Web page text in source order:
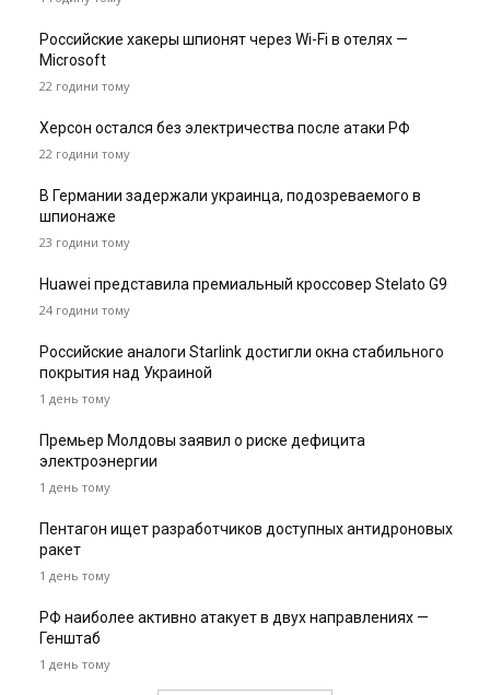
Российские хакеры шпионят через Wi-Fi в отелях —
Microsoft
22 години тому
Херсон остался без электричества после атаки РФ
22 години тому
В Германии задержали украинца, подозреваемого в
шпионаже
23 години тому
Huawei представила премиальный кроссовер Stelato G9
24 години тому
Российские аналоги Starlink достигли окна стабильного
покрытия над Украиной
1 день тому
Премьер Молдовы заявил о риске дефицита
электроэнергии
1 день тому
Пентагон ищет разработчиков доступных антидроновых
ракет
1 день тому
РФ наиболее активно атакует в двух направлениях —
Генштаб
1 день тому